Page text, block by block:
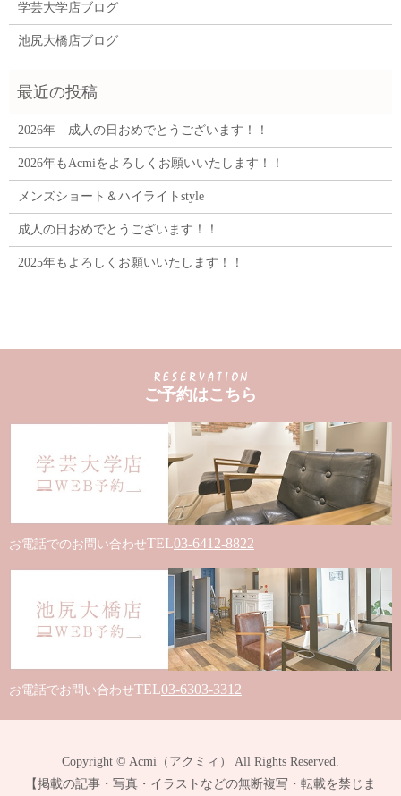
学芸大学店ブログ
池尻大橋店ブログ
2026年 成人の日おめでとうございます！！
2026年もAcmiをよろしくお願いいたします！！
メンズショート＆ハイライトstyle
成人の日おめでとうございます！！
2025年もよろしくお願いいたします！！
ご予約はこちら
お電話でのお問い合わせTEL03-6412-8822
お電話でお問い合わせTEL03-6303-3312
Copyright © Acmi（アクミィ） All Rights Reserved.
【掲載の記事・写真・イラストなどの無断複写・転載を禁じま